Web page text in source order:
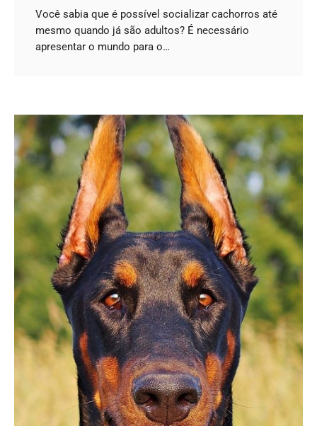
Você sabia que é possível socializar cachorros até
mesmo quando já são adultos? É necessário
apresentar o mundo para o…